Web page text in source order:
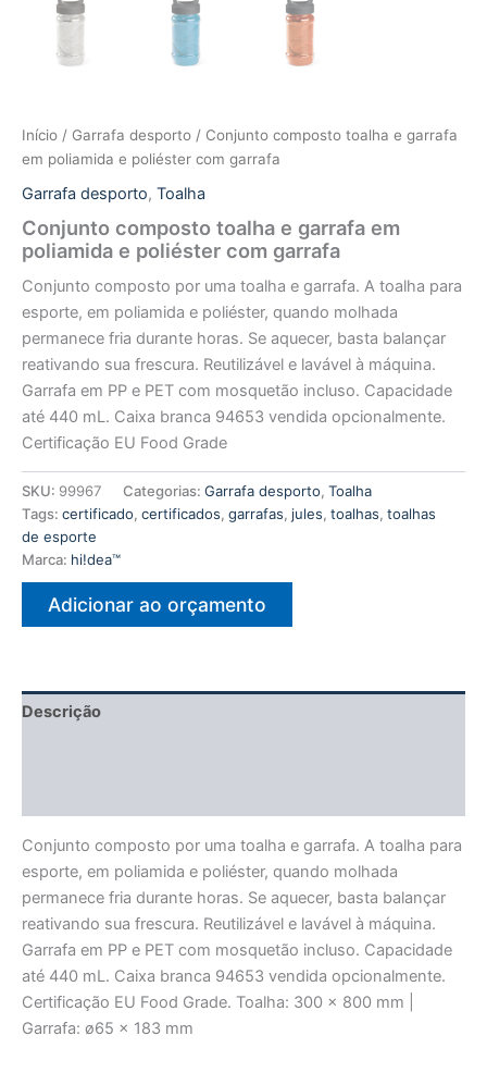
Início / Garrafa desporto / Conjunto composto toalha e garrafa
em poliamida e poliéster com garrafa
Garrafa desporto, Toalha
Conjunto composto toalha e garrafa em
poliamida e poliéster com garrafa
Conjunto composto por uma toalha e garrafa. A toalha para
esporte, em poliamida e poliéster, quando molhada
permanece fria durante horas. Se aquecer, basta balançar
reativando sua frescura. Reutilizável e lavável à máquina.
Garrafa em PP e PET com mosquetão incluso. Capacidade
até 440 mL. Caixa branca 94653 vendida opcionalmente.
Certificação EU Food Grade
SKU: 99967 Categorias: Garrafa desporto, Toalha
Tags: certificado, certificados, garrafas, jules, toalhas, toalhas
de esporte
Marca: hi!dea™
Adicionar ao orçamento
Descrição
Conjunto composto por uma toalha e garrafa. A toalha para
esporte, em poliamida e poliéster, quando molhada
permanece fria durante horas. Se aquecer, basta balançar
reativando sua frescura. Reutilizável e lavável à máquina.
Garrafa em PP e PET com mosquetão incluso. Capacidade
até 440 mL. Caixa branca 94653 vendida opcionalmente.
Certificação EU Food Grade. Toalha: 300 x 800 mm |
Garrafa: ø65 x 183 mm